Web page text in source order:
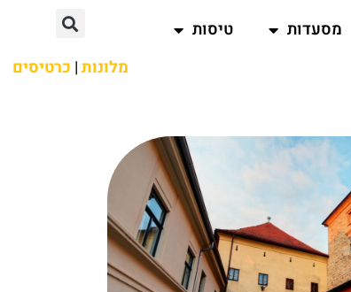
מסעדות
טיסות
מלונות| כרטיסים